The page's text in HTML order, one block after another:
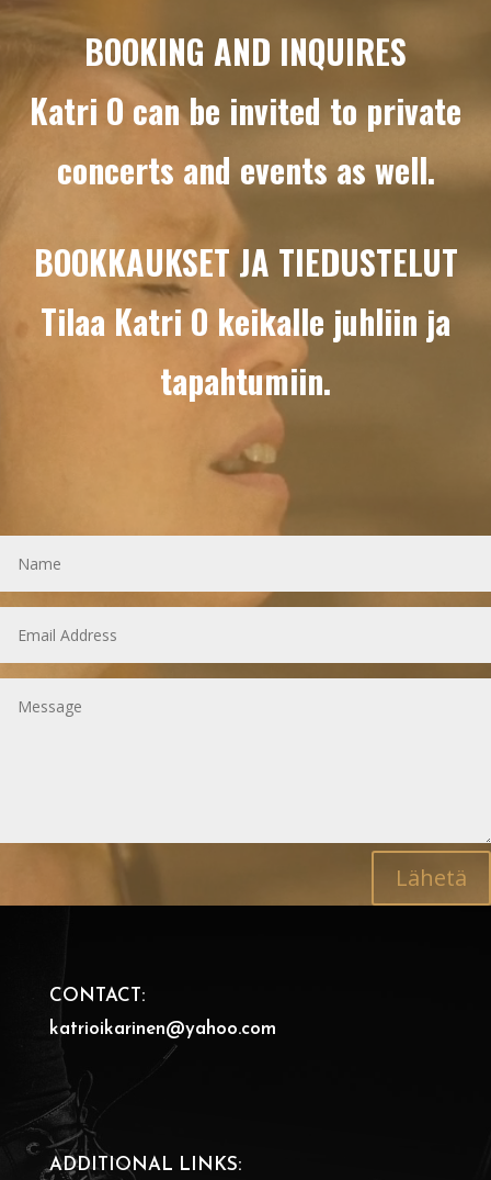
BOOKING AND INQUIRES
Katri O can be invited to private
concerts and events as well.
BOOKKAUKSET JA TIEDUSTELUT
Tilaa Katri O keikalle juhliin ja
tapahtumiin.
Lähetä
CONTACT:
katrioikarinen@yahoo.com
ADDITIONAL LINKS: